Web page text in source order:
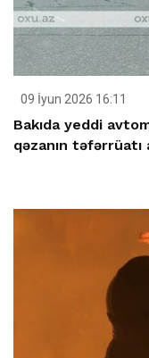
09 İyun 2026 16:11
Bakıda yeddi
qəzanın təfərrüatı